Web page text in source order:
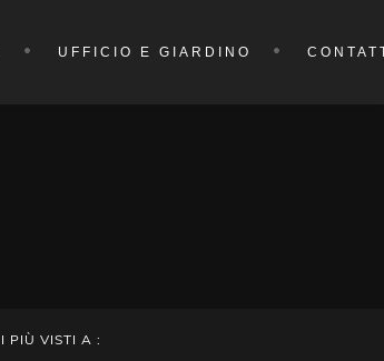
UFFICIO E GIARDINO
I PIÙ VISTI A :